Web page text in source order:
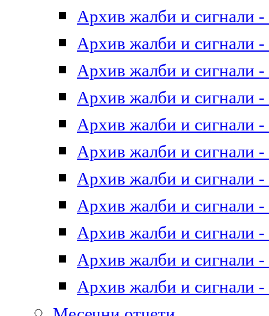
Архив жалби и сигнали -
Архив жалби и сигнали -
Архив жалби и сигнали -
Архив жалби и сигнали -
Архив жалби и сигнали -
Архив жалби и сигнали -
Архив жалби и сигнали -
Архив жалби и сигнали -
Архив жалби и сигнали -
Архив жалби и сигнали -
Архив жалби и сигнали -